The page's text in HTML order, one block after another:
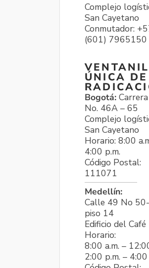
Complejo
San Cayetano
Conmutador:
(601) 7965150
ÚNICA DE
Bogotá:
No. 46A – 65
Complejo
San Cayetano
Horario: 8:00
4:00 p.m.
Código Postal:
111071
Medellín:
Calle 49 No
piso 14
Edificio del Café
Horario:
8:00 a.m. –
2:00 p.m. – 4:00